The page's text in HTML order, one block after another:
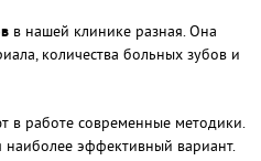
в нашей клинике разная. Она
количества больных зубов и
в работе современные методики.
наиболее эффективный вариант.